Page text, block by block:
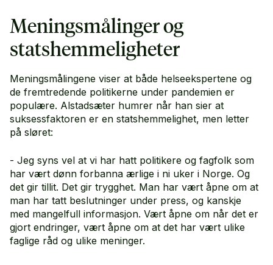
Meningsmålinger og
statshemmeligheter
Meningsmålingene viser at både helseekspertene og
de fremtredende politikerne under pandemien er
populære. Alstadsæter humrer når han sier at
suksessfaktoren er en statshemmelighet, men letter
på sløret:
- Jeg syns vel at vi har hatt politikere og fagfolk som
har vært dønn forbanna ærlige i ni uker i Norge. Og
det gir tillit. Det gir trygghet. Man har vært åpne om at
man har tatt beslutninger under press, og kanskje
med mangelfull informasjon. Vært åpne om når det er
gjort endringer, vært åpne om at det har vært ulike
faglige råd og ulike meninger.